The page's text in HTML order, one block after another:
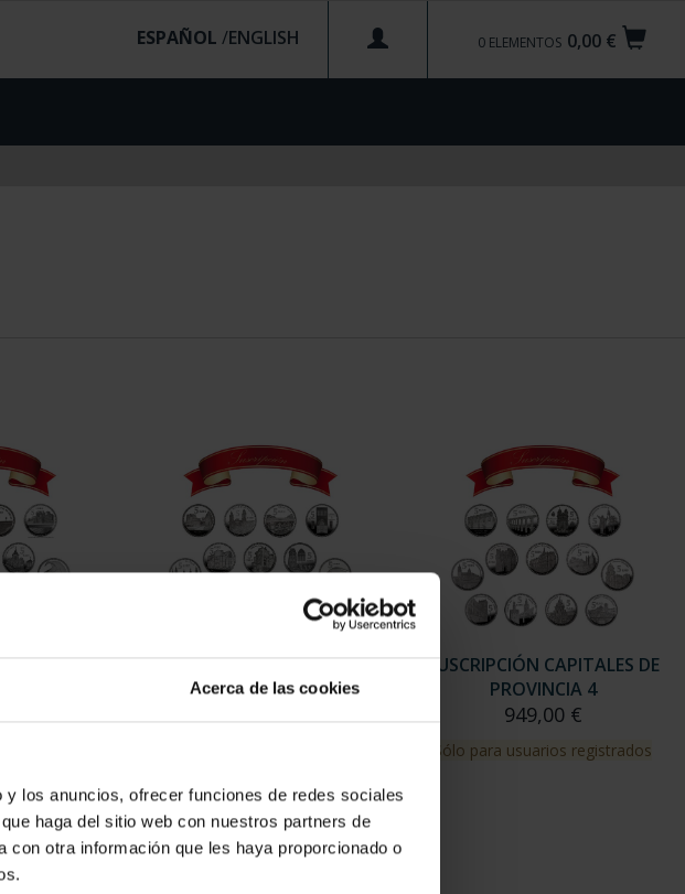
Acerca de las cookies
los anuncios, ofrecer funciones de redes sociales
haga del sitio web con nuestros partners de
otra información que les haya proporcionado o
0,00 €
0 ELEMENTOS
ESPAÑOL /
DE
2
€
SUSCRIPCIÓN CAPITALES DE
PROVINCIA 3
949,00 €
SUSCRIPCIÓN CAPITALES DE
PROVINCIA 4
949,00 €
Sólo para usuarios registrados